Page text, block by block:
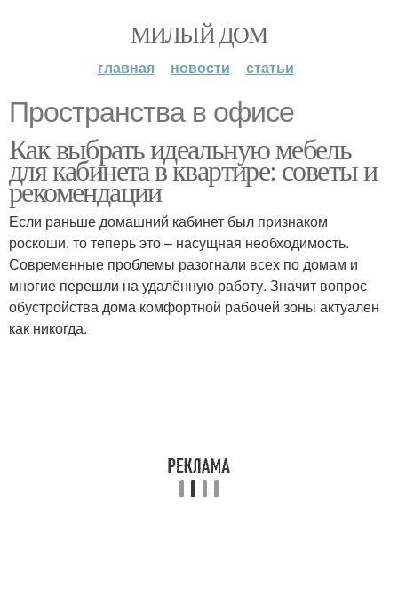
МИЛЫЙ ДОМ
главная новости статьи
Пространства в офисе
Как выбрать идеальную мебель
для кабинета в квартире: советы и
рекомендации
Если раньше домашний кабинет был признаком
роскоши, то теперь это – насущная необходимость.
Современные проблемы разогнали всех по домам и
многие перешли на удалённую работу. Значит вопрос
обустройства дома комфортной рабочей зоны актуален
как никогда.